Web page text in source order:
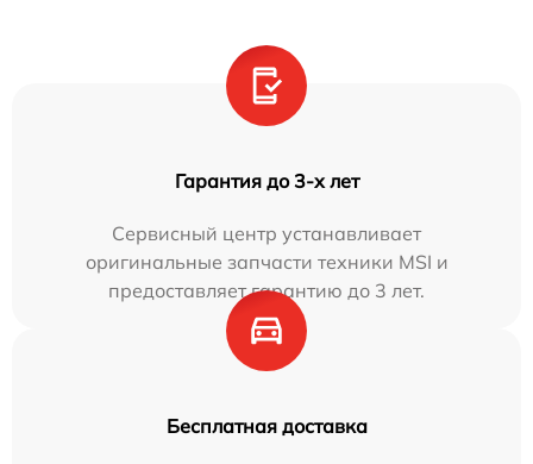
Гарантия до 3-х лет
Сервисный центр устанавливает
оригинальные запчасти техники MSI и
предоставляет гарантию до 3 лет.
Бесплатная доставка